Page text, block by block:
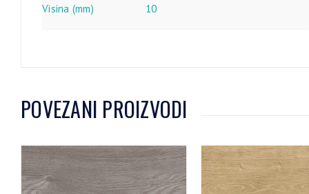
Visina (mm) 10
POVEZANI PROIZVODI